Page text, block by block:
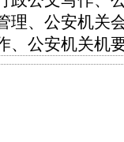
理、公安机关
、公安机关机